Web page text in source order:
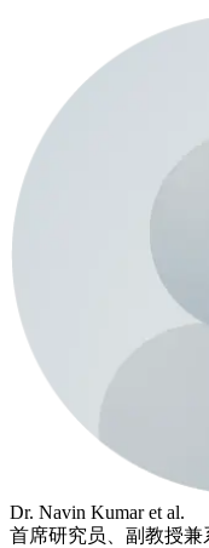
Dr. Navin Kumar et al.
首席研究员、副教授兼